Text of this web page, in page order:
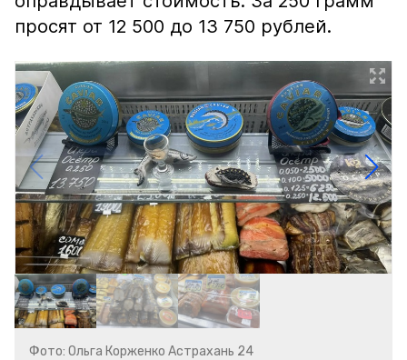
просят от 12 500 до 13 750 рублей.
Фото: Ольга Корженко Астрахань 24